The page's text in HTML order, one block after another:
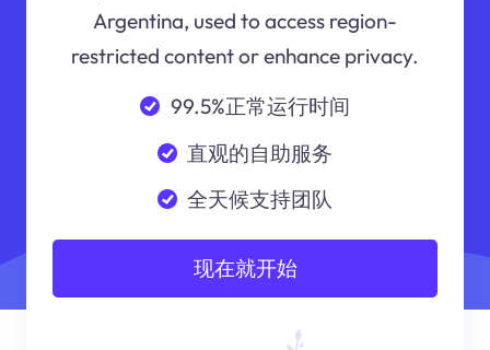
Argentina, used to access region-
restricted content or enhance privacy.
99.5%正常运行时间
直观的自助服务
全天候支持团队
现在就开始